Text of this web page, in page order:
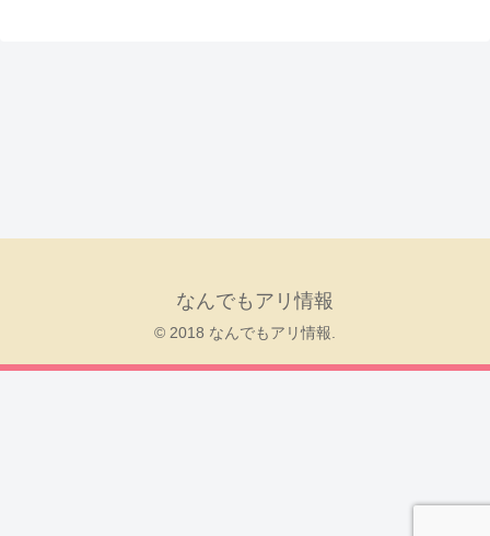
なんでもアリ情報
© 2018 なんでもアリ情報.